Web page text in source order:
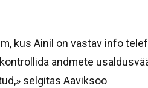
kus Ainil on vastav info
andmete
selgitas Aaviksoo